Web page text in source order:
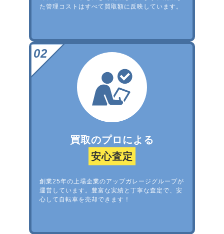
た管理コストはすべて買取額に反映しています。
買取のプロによる
安心査定
創業25年の上場企業のアップガレージグループが
運営しています。豊富な実績と丁寧な査定で、安
心して自転車を売却できます！